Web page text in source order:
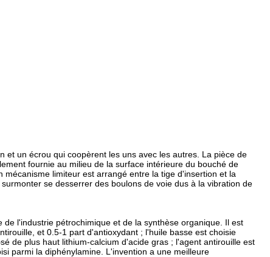
un écrou qui coopèrent les uns avec les autres. La pièce de
fournie au milieu de la surface intérieure du bouché de
limiteur est arrangé entre la tige d'insertion et la
se desserrer des boulons de voie dus à la vibration de
l'industrie pétrochimique et de la synthèse organique. Il est
et 0.5-1 part d'antioxydant ; l'huile basse est choisie
de plus haut lithium-calcium d'acide gras ; l'agent antirouille est
parmi la diphénylamine. L'invention a une meilleure